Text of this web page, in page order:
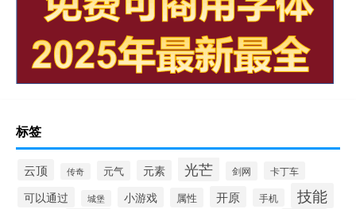
标签
云顶 传奇 元气 元素 光芒 剑网 卡丁车
可以通过 城堡 小游戏 属性 开原 手机
技能